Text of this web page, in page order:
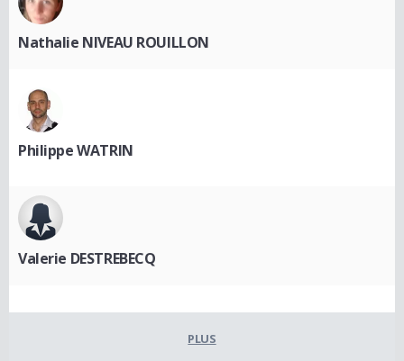
Nathalie NIVEAU ROUILLON
Philippe WATRIN
Valerie DESTREBECQ
PLUS